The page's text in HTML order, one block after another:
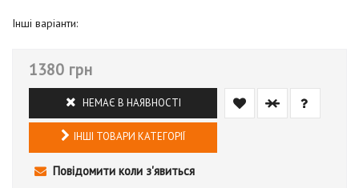
Інші варіанти:
1380 грн
НЕМАЄ В НАЯВНОСТІ
ІНШІ ТОВАРИ КАТЕГОРІЇ
Повідомити коли з'явиться